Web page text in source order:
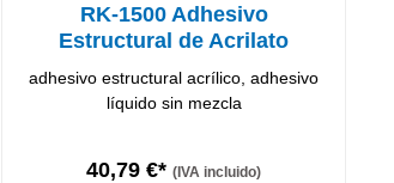
RK-1500 Adhesivo
Estructural de Acrilato
adhesivo estructural acrílico, adhesivo
líquido sin mezcla
40,79 €*(IVA incluido)